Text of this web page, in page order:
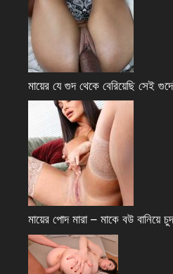
মায়ের যে গুদ থেকে বেরিয়েছি সেই
মায়ের পোদ মারা – মাকে বউ বানিয়ে